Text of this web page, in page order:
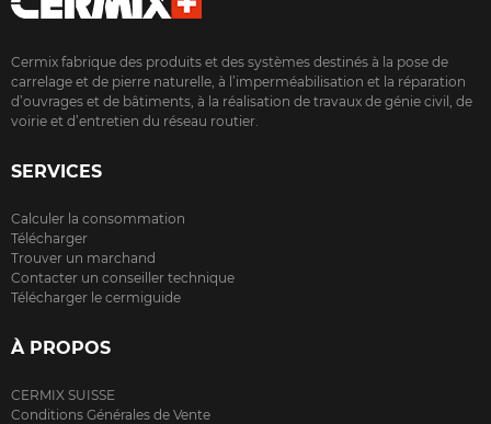
Cermix fabrique des produits et des systèmes destinés à la pose de
carrelage et de pierre naturelle, à l’imperméabilisation et la réparation
d’ouvrages et de bâtiments, à la réalisation de travaux de génie civil, de
voirie et d’entretien du réseau routier.
SERVICES
Calculer la consommation
Télécharger
Trouver un marchand
Contacter un conseiller technique
Télécharger le cermiguide
À PROPOS
CERMIX SUISSE
Conditions Générales de Vente